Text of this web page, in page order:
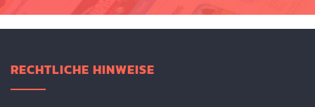
RECHTLICHE HINWEISE